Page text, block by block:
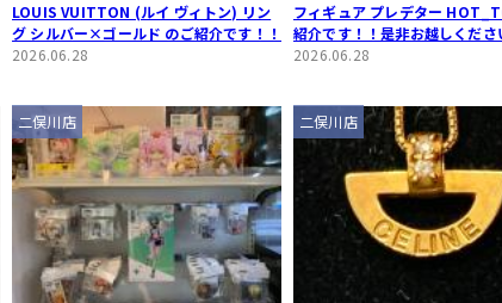
LOUIS VUITTON (ルイ ヴィトン) リン
グ シルバー×ゴールド のご紹介です！！
2026.06.28
フィギュア プレデター
紹介です！！是非お越しくださ
2026.06.28
二俣川店 二俣川店